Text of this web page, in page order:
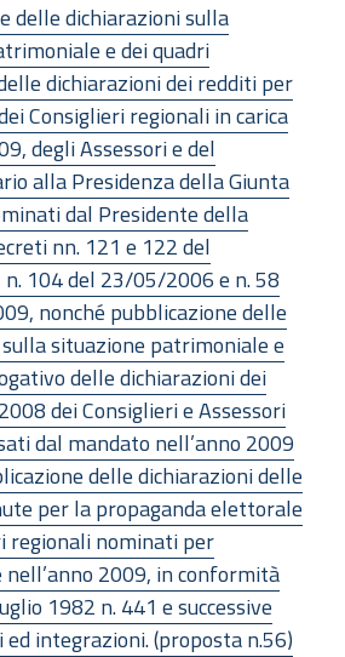
delle dichiarazioni sulla
e dei quadri
dichiarazioni dei redditi per
Consiglieri regionali in carica
degli Assessori e del
alla Presidenza della Giunta
dal Presidente della
nn. 121 e 122 del
104 del 23/05/2006 e n. 58
nonché pubblicazione delle
situazione patrimoniale e
delle dichiarazioni dei
dei Consiglieri e Assessori
dal mandato nell’anno 2009
delle dichiarazioni delle
per la propaganda elettorale
regionali nominati per
2009, in conformità
1982 n. 441 e successive
integrazioni. (proposta n.56)